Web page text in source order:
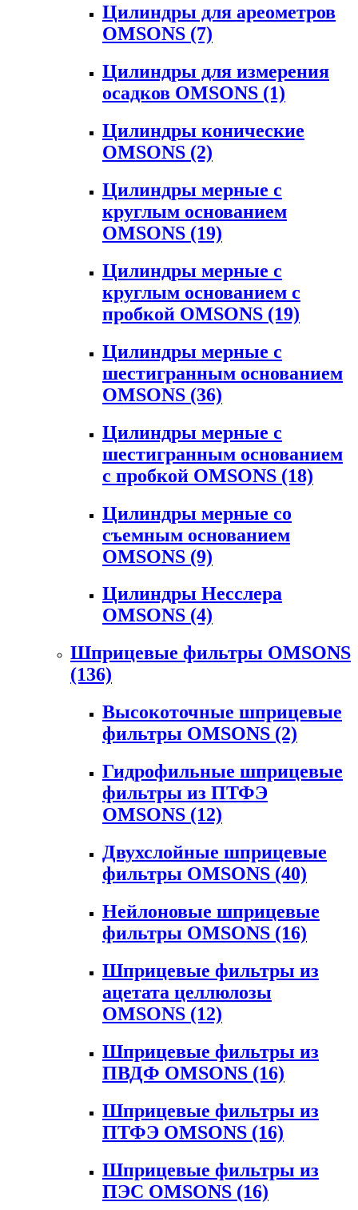
Цилиндры для ареометров
OMSONS (7)
Цилиндры для измерения
осадков OMSONS (1)
Цилиндры конические
OMSONS (2)
Цилиндры мерные с
круглым основанием
OMSONS (19)
Цилиндры мерные с
круглым основанием с
пробкой OMSONS (19)
Цилиндры мерные с
шестигранным основанием
OMSONS (36)
Цилиндры мерные с
шестигранным основанием
с пробкой OMSONS (18)
Цилиндры мерные со
съемным основанием
OMSONS (9)
Цилиндры Несслера
OMSONS (4)
Шприцевые фильтры OMSONS
(136)
Высокоточные шприцевые
фильтры OMSONS (2)
Гидрофильные шприцевые
фильтры из ПТФЭ
OMSONS (12)
Двухслойные шприцевые
фильтры OMSONS (40)
Нейлоновые шприцевые
фильтры OMSONS (16)
Шприцевые фильтры из
ацетата целлюлозы
OMSONS (12)
Шприцевые фильтры из
ПВДФ OMSONS (16)
Шприцевые фильтры из
ПТФЭ OMSONS (16)
Шприцевые фильтры из
ПЭС OMSONS (16)